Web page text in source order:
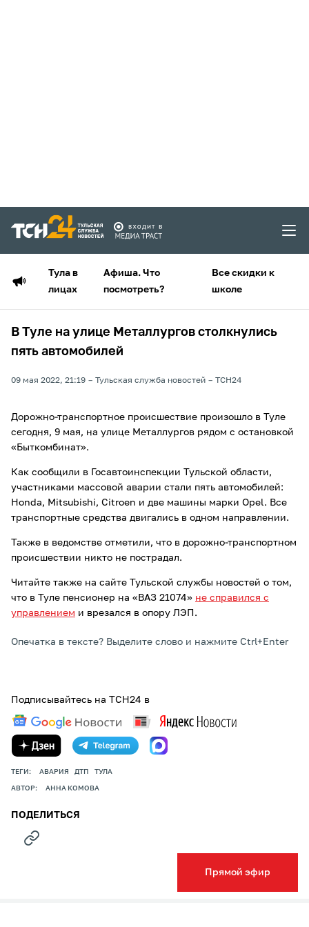
Тула в
лицах
Афиша. Что
посмотреть?
Все скидки к
школе
Прямой эфир
В Туле на улице Металлургов столкнулись
пять автомобилей
09 мая 2022, 21:19 Тульская служба новостей ТСН24
Дорожно-транспортное происшествие произошло в Туле
сегодня, 9 мая, на улице Металлургов рядом с остановкой
«Быткомбинат».
Как сообщили в Госавтоинспекции Тульской области,
участниками массовой аварии стали пять автомобилей:
Honda, Mitsubishi, Citroen и две машины марки Opel. Все
транспортные средства двигались в одном направлении.
Также в ведомстве отметили, что в дорожно-транспортном
происшествии никто не пострадал.
Читайте также на сайте Тульской службы новостей о том,
что в Туле пенсионер на «ВАЗ 21074» не справился с
управлением и врезался в опору ЛЭП.
Опечатка в тексте? Выделите слово и нажмите Ctrl+Enter
Подписывайтесь на ТСН24 в
ТЕГИ: АВАРИЯ ДТП ТУЛА
АВТОР: АННА КОМОВА
ПОДЕЛИТЬСЯ